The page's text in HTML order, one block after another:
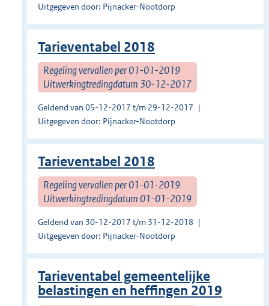
Uitgegeven door: Pijnacker-Nootdorp
Tarieventabel 2018
Regeling vervallen per 01-01-2019
Uitwerkingtredingdatum 30-12-2017
Geldend van 05-12-2017 t/m 29-12-2017
Uitgegeven door: Pijnacker-Nootdorp
Tarieventabel 2018
Regeling vervallen per 01-01-2019
Uitwerkingtredingdatum 01-01-2019
Geldend van 30-12-2017 t/m 31-12-2018
Uitgegeven door: Pijnacker-Nootdorp
Tarieventabel gemeentelijke
belastingen en heffingen 2019